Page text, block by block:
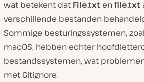
wat betekent dat File.txt enfile.txt
verschillende bestanden
Sommige besturingssystemen,
macOS, hebben echter
bestandssystemen, wat
met Gitignore.